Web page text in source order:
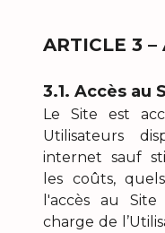
ARTICLE 3 –
3.1. Accès au
Le Site est
Utilisateurs
internet sauf
les coûts,
l'accès au
charge de